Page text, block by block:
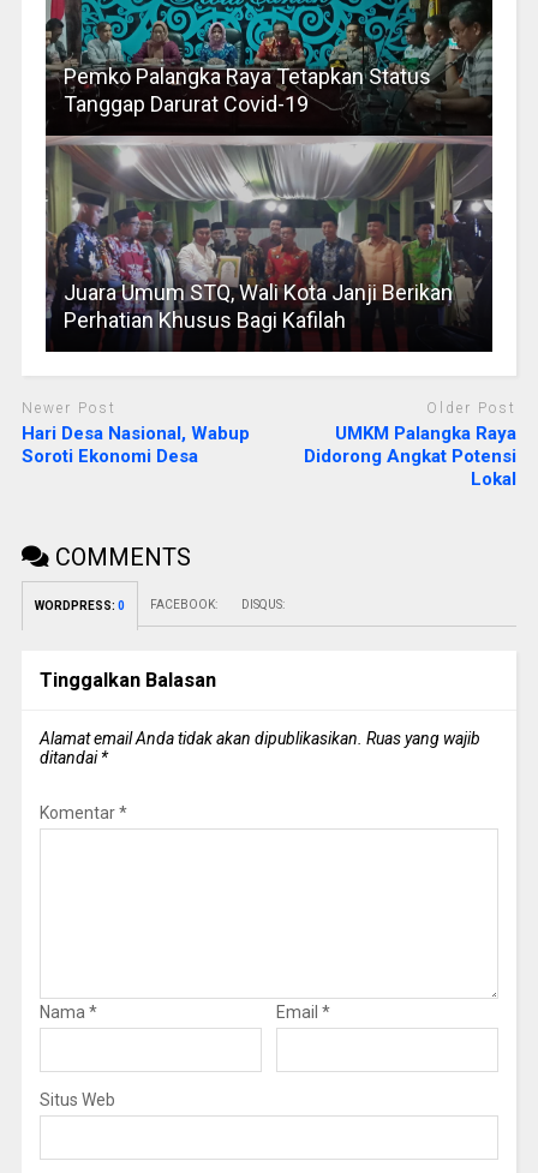
Pemko Palangka Raya Tetapkan Status
Tanggap Darurat Covid-19
Juara Umum STQ, Wali Kota Janji Berikan
Perhatian Khusus Bagi Kafilah
Newer Post
Hari Desa Nasional, Wabup
Soroti Ekonomi Desa
Older Post
UMKM Palangka Raya
Didorong Angkat Potensi
Lokal
COMMENTS
WORDPRESS: 0 FACEBOOK: DISQUS:
Tinggalkan Balasan
Alamat email Anda tidak akan dipublikasikan. Ruas yang wajib
ditandai*
Komentar*
Nama * Email *
Situs Web